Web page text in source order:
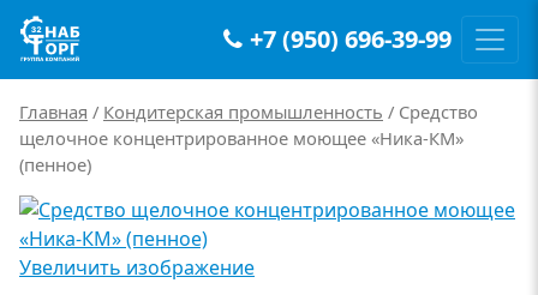
Main Navigation +7 (950) 696-39-99
Главная / Кондитерская промышленность / Средство
щелочное концентрированное моющее «Ника-КМ»
(пенное)
Увеличить изображение